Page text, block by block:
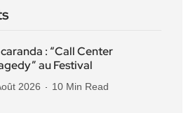
: “Call Center
au Festival
2026 10 Min Read